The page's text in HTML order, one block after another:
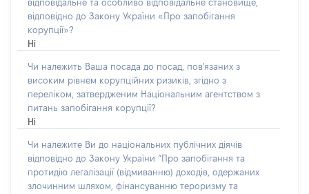
відповідальне та особливо відповідальне становище,
відповідно до Закону України «Про запобігання
корупції»?
Ні
Чи належить Ваша посада до посад, пов'язаних з
високим рівнем корупційних ризиків, згідно з
переліком, затвердженим Національним агентством з
питань запобігання корупції?
Ні
Чи належите Ви до національних публічних діячів
відповідно до Закону України “Про запобігання та
протидію легалізації (відмиванню) доходів, одержаних
злочинним шляхом, фінансуванню тероризму та